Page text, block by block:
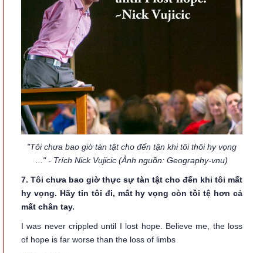
"Tôi chưa bao giờ tàn tật cho đến tận khi tôi thôi hy vọng
..." - Trích Nick Vujicic (Ảnh nguồn: Geography-vnu)
7. Tôi chưa bao giờ thực sự tàn tật cho đến khi tôi mất
hy vọng. Hãy tin tôi đi, mất hy vọng còn tồi tệ hơn cả
mất chân tay.
I was never crippled until I lost hope. Believe me, the loss
of hope is far worse than the loss of limbs